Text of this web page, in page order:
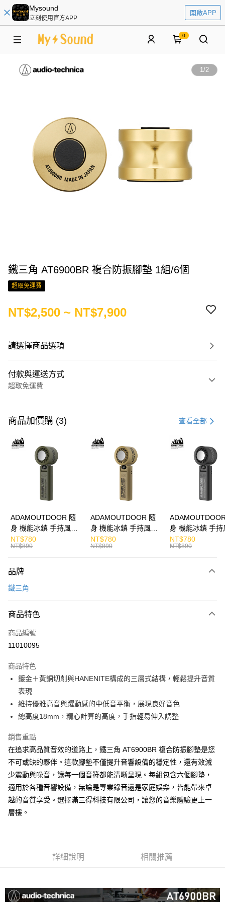
Mysound
立刻使用官方APP
開啟APP
0
1/2
鐵三角 AT6900BR 複合防振腳墊 1組/6個
超取免運費
NT$2,500 ~ NT$7,900
請選擇商品選項
付款與運送方式
超取免運費
信用卡一次付款
LINE Pay
Apple Pay
運送方式
免運費
付款後7-11取貨
宅配
每筆NT$130，滿NT$399(含以上)免運費
商品加價購 (3) 查看全部
ADAMOUTDOOR 隨
身 機能冰鎮 手持風扇
掛繩
NT$780
NT$890
ADAMOUTDOOR 隨
身 機能冰鎮 手持風扇
掛繩
NT$780
NT$890
身 機能冰鎮 手持
掛繩
NT$780
NT$890
品牌
鐵三角
商品特色
商品編號
11010095
商品特色
鍍金＋黃銅切削與HANENITE構成的三層式結構，輕鬆提升音質
表現
維持優雅高音與躍動感的中低音平衡，展現良好音色
總高度18mm，精心計算的高度，手指輕易伸入調整
銷售重點
在追求高品質音效的道路上，鐵三角 AT6900BR 複合防振腳墊是您
不可或缺的夥伴。這款腳墊不僅提升音響設備的穩定性，還有效減
少震動與噪音，讓每一個音符都能清晰呈現。每組包含六個腳墊，
適用於各種音響設備，無論是專業錄音還是家庭娛樂，皆能帶來卓
越的音質享受。選擇滿三得科技有限公司，讓您的音樂體驗更上一
層樓。
詳細說明 相關推薦